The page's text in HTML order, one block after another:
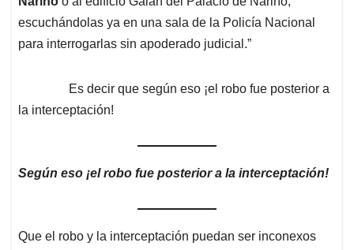
escuchándolas ya en una sala de la Policía Nacional
para interrogarlas sin apoderado judicial.”
Es decir que según eso ¡el robo fue posterior a
la interceptación!
Según eso ¡el robo fue posterior a la interceptación!
Que el robo y la interceptación puedan ser inconexos